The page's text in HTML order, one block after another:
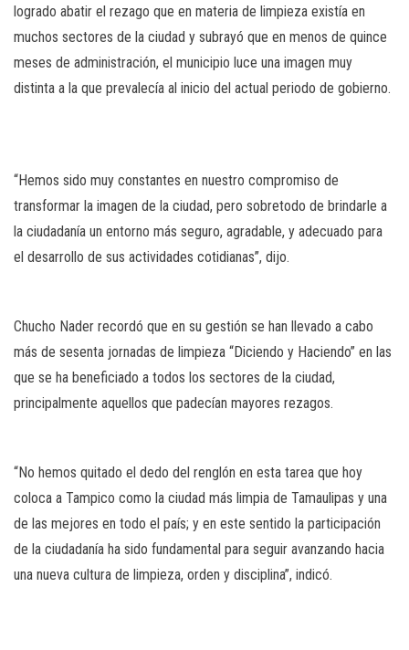
logrado abatir el rezago que en materia de limpieza existía en
muchos sectores de la ciudad y subrayó que en menos de quince
meses de administración, el municipio luce una imagen muy
distinta a la que prevalecía al inicio del actual periodo de gobierno.
“Hemos sido muy constantes en nuestro compromiso de
transformar la imagen de la ciudad, pero sobretodo de brindarle a
la ciudadanía un entorno más seguro, agradable, y adecuado para
el desarrollo de sus actividades cotidianas”, dijo.
Chucho Nader recordó que en su gestión se han llevado a cabo
más de sesenta jornadas de limpieza “Diciendo y Haciendo” en las
que se ha beneficiado a todos los sectores de la ciudad,
principalmente aquellos que padecían mayores rezagos.
“No hemos quitado el dedo del renglón en esta tarea que hoy
coloca a Tampico como la ciudad más limpia de Tamaulipas y una
de las mejores en todo el país; y en este sentido la participación
de la ciudadanía ha sido fundamental para seguir avanzando hacia
una nueva cultura de limpieza, orden y disciplina”, indicó.